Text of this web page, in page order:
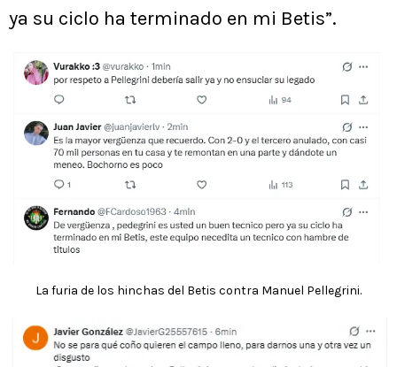
ya su ciclo ha terminado en mi Betis”.
La furia de los hinchas del Betis contra Manuel Pellegrini.